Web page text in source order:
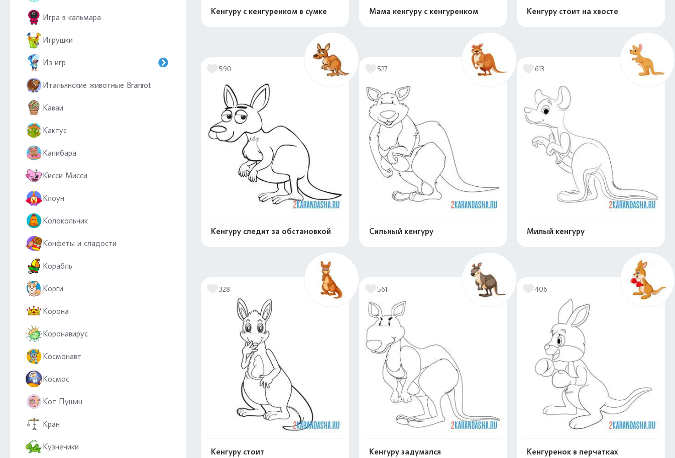
Игра в кальмара
Игрушки
Из игр
Итальянские животные Brainrot
Каваи
Кактус
Капибара
Кисси Мисси
Клоун
Колокольчик
Конфеты и сладости
Корабль
Корги
Корона
Коронавирус
Космонавт
Космос
Кот Пушин
Кран
Кузнечики
Кенгуру с кенгуренком в сумке Мама кенгуру с кенгуренком
Распечатать и скачать
Кенгуру стоит на хвосте
590
Кенгуру следит за обстановкой
527
Сильный кенгуру
Распечатать и скачать
613
Милый кенгуру
328
Кенгуру стоит
561
Кенгуру задумался
406
Кенгуренок в перчатках